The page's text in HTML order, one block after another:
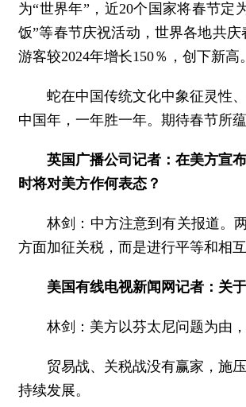
为“世界年”，近20个国家将春节
饭”等春节庆祝活动，世界各地共
游客较2024年增长150％，创下新高。
蛇在中国传统文化中象征灵性
中国年，一年胜一年。期待春节所
英国广播公司记者：在美方宣
时将对美方作何表态？
林剑：中方注意到有关报道。
方面加征关税，而是进行平等和相
美国有线电视新闻网记者：关
林剑：美方以芬太尼问题为由
贸易战、关税战没有赢家，施
持续发展。